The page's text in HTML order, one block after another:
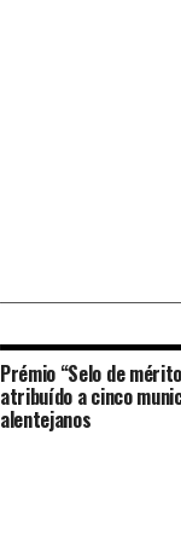
Prémio “Selo de
atribuído a cinco
alentejanos